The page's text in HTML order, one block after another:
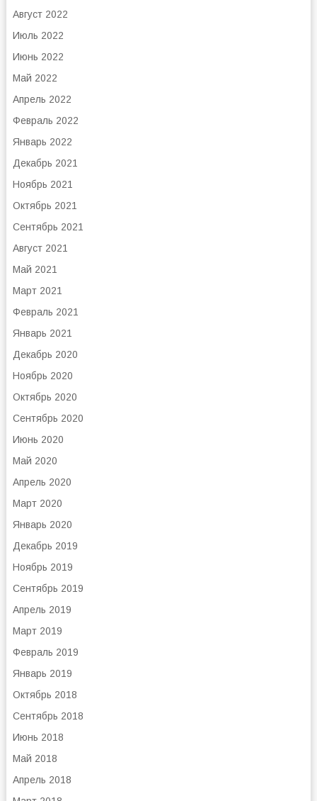
Август 2022
Июль 2022
Июнь 2022
Май 2022
Апрель 2022
Февраль 2022
Январь 2022
Декабрь 2021
Ноябрь 2021
Октябрь 2021
Сентябрь 2021
Август 2021
Май 2021
Март 2021
Февраль 2021
Январь 2021
Декабрь 2020
Ноябрь 2020
Октябрь 2020
Сентябрь 2020
Июнь 2020
Май 2020
Апрель 2020
Март 2020
Январь 2020
Декабрь 2019
Ноябрь 2019
Сентябрь 2019
Апрель 2019
Март 2019
Февраль 2019
Январь 2019
Октябрь 2018
Сентябрь 2018
Июнь 2018
Май 2018
Апрель 2018